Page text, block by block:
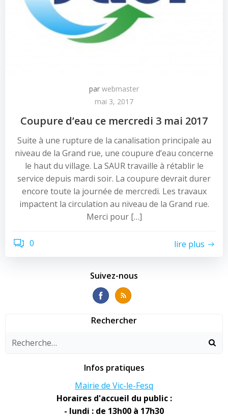
par webmaster
mai 3, 2017
Coupure d’eau ce mercredi 3 mai 2017
Suite à une rupture de la canalisation principale au
niveau de la Grand rue, une coupure d’eau concerne
le haut du village. La SAUR travaille à rétablir le
service depuis mardi soir. La coupure devrait durer
encore toute la journée de mercredi. Les travaux
impactent la circulation au niveau de la Grand rue.
Merci pour […]
0 lire plus
Suivez-nous
Rechercher
Infos pratiques
Mairie de Vic-le-Fesq
Horaires d'accueil du public :
- lundi : de 13h00 à 17h30